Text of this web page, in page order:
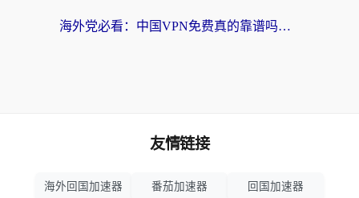
海外党必看：中国VPN免费真的靠谱吗？手把手教你选对回国加速器
友情链接
海外回国加速器 番茄加速器 回国加速器